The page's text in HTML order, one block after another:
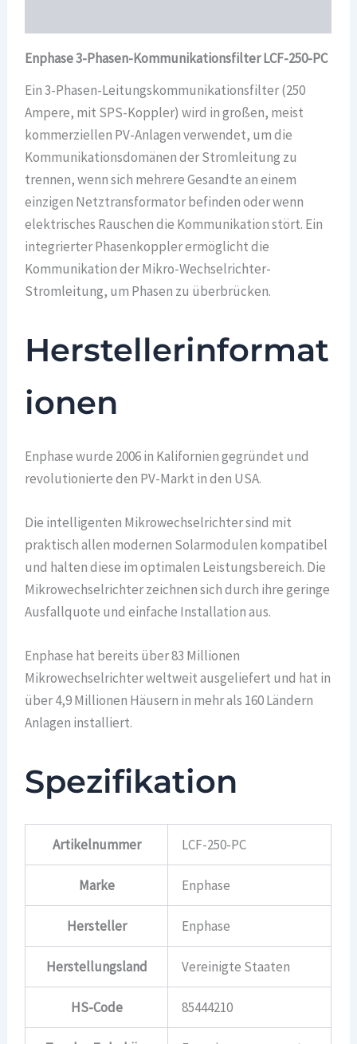
Enphase 3-Phasen-Kommunikationsfilter LCF-250-PC
Ein 3-Phasen-Leitungskommunikationsfilter (250
Ampere, mit SPS-Koppler) wird in großen, meist
kommerziellen PV-Anlagen verwendet, um die
Kommunikationsdomänen der Stromleitung zu
trennen, wenn sich mehrere Gesandte an einem
einzigen Netztransformator befinden oder wenn
elektrisches Rauschen die Kommunikation stört. Ein
integrierter Phasenkoppler ermöglicht die
Kommunikation der Mikro-Wechselrichter-
Stromleitung, um Phasen zu überbrücken.
Herstellerinformat
ionen
Enphase wurde 2006 in Kalifornien gegründet und
revolutionierte den PV-Markt in den USA.
Die intelligenten Mikrowechselrichter sind mit
praktisch allen modernen Solarmodulen kompatibel
und halten diese im optimalen Leistungsbereich. Die
Mikrowechselrichter zeichnen sich durch ihre geringe
Ausfallquote und einfache Installation aus.
Enphase hat bereits über 83 Millionen
Mikrowechselrichter weltweit ausgeliefert und hat in
über 4,9 Millionen Häusern in mehr als 160 Ländern
Anlagen installiert.
Spezifikation
Artikelnummer LCF-250-PC
Marke Enphase
Hersteller Enphase
Herstellungsland Vereinigte Staaten
HS-Code 85444210